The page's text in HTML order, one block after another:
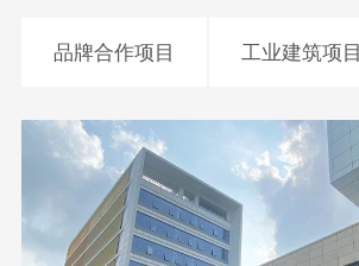
品牌合作项目 工业建筑项目